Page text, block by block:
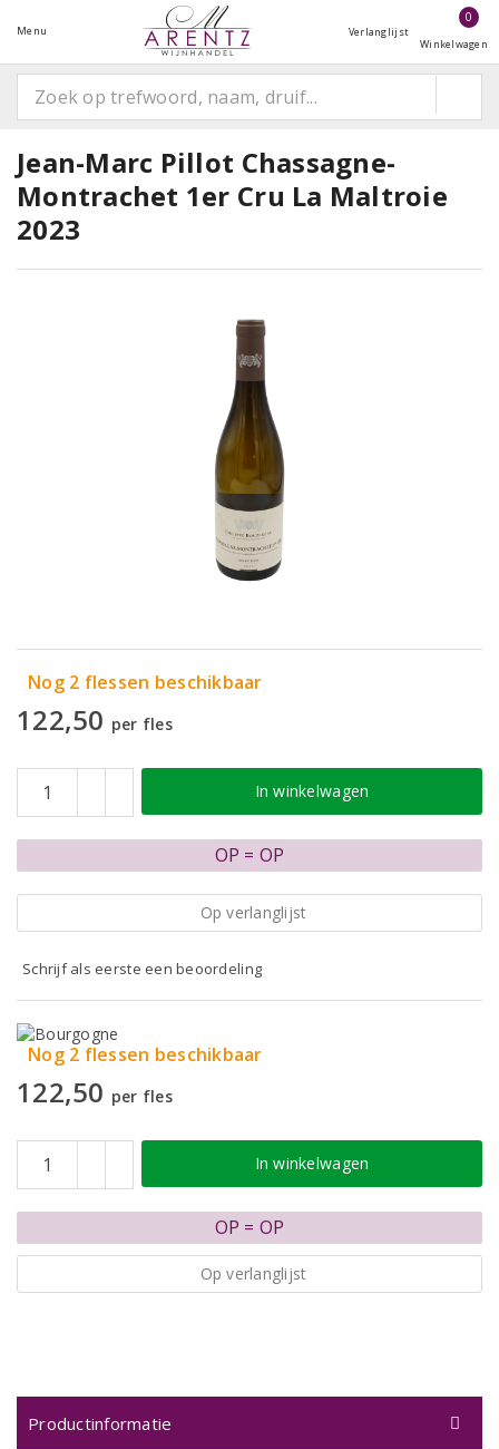
Menu Verlanglijst
0
Winkelwagen
Jean-Marc Pillot Chassagne-
Montrachet 1er Cru La Maltroie
2023
Nog 2 flessen beschikbaar
122,50 per fles
In winkelwagen
OP = OP
Op verlanglijst
Schrijf als eerste een beoordeling
Nog 2 flessen beschikbaar
122,50 per fles
In winkelwagen
OP = OP
Op verlanglijst
Productinformatie